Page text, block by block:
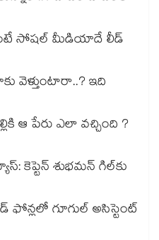
సోషల్ మీడియాదే లీడ్
ఇది
ఆ పేరు ఎలా వచ్చింది ?
కెప్టెన్ శుభమన్ గిల్‎కు
ఫోన్లలో గూగుల్ అసిస్టెంట్